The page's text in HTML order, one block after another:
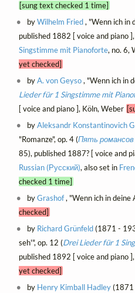
[sung text checked 1 time]
byWilhelm Fried, "Wenn ich in
published 1882 [ voice and piano
Singstimme mit Pianoforte, no. 6,
yet checked]
byA. von Geyso, "Wenn ich in
Lieder für 1 Singstimme mit
[ voice and piano ], Köln, Weber
byAleksandr Konstantinovich
"Romanze", op. 4 (Пять романсов
85), published 1887? [ voice and
Russian (Русский), also set in
checked 1 time]
byGrashof, "Wenn ich in deine
checked]
by Richard Grünfeld(1871 -
seh'", op. 12 (Drei Lieder für 1
published 1892 [ voice and piano
yet checked]
by Henry Kimball Hadley(1871